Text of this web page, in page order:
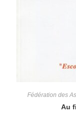
Fédération des
Au